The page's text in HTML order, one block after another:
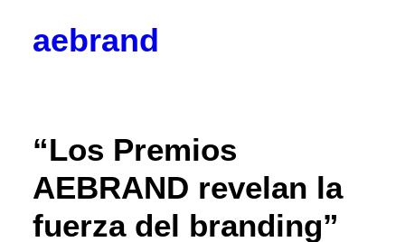
aebrand
Vocalías
Corporativos
Empresas y Partners
Profesionales
“Los Premios
AEBRAND revelan la
fuerza del branding”